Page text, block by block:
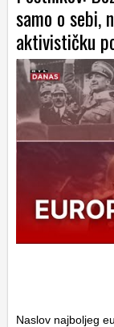
samo o sebi,
aktivističku
Naslov najboljeg